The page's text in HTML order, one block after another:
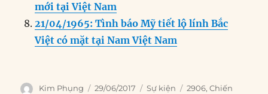
mới tại Việt Nam
21/04/1965: Tình báo Mỹ tiết lộ lính Bắc
Việt có mặt tại Nam Việt Nam
Author
Kim Phụng
Posted
29/06/2017 Categories
Sự kiện Tags
2906,Chiến